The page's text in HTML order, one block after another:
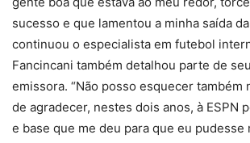
sucesso e que lamentou a minha saída da
continuou o especialista em futebol
Fancincani também detalhou parte de
emissora. “Não posso esquecer também
de agradecer, nestes dois anos, à ESPN
e base que me deu para que eu pudesse